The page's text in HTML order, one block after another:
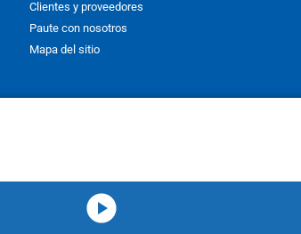
Clientes y proveedores
Paute con nosotros
Mapa del sitio
total o parcial, así como su traducción a
without written permission is prohibited. All